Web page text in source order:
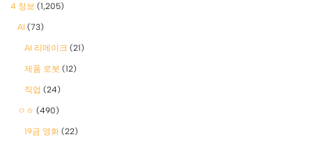
4 정보 (1,205)
AI (73)
AI 리메이크 (21)
제품 로봇 (12)
직업 (24)
ㅇㅎ (490)
19금 영화 (22)